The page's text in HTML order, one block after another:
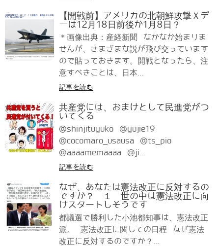
【開戦前】アメリカの北朝鮮攻撃Ｘデ
ーは12月18日前後か1月8日？
＊画像出典：産経新聞 なかなか始まりま
せんが、さまざまな説が飛び交っています
ので貼っておきます。開戦となったら、注
意すべきことは、日本...
記事を読む
共産党には、おまけとして民進党がつ
いてくる
@shinjituyuko @yujie19
@cocomaro_usausa @ts_pio
@aaaamemaaaa @ji...
記事を読む
なぜ、あなたは憲法改正に反対するの
ですか？ １ 世の中は憲法改正に向
けスタートしそうです
都議選で勝利した小池都知事は、憲法改正
派。 憲法改正に関しての日程 なぜ憲法
改正に反対するのですか？...